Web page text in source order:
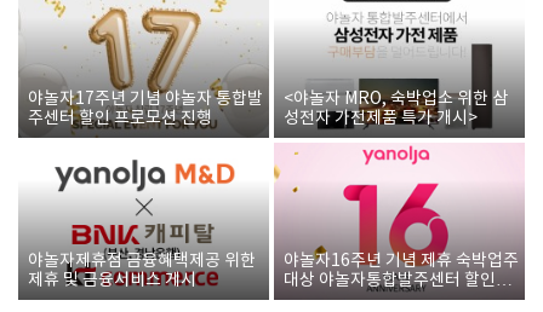
야놀자17주년 기념 야놀자 통합발
주센터 할인 프로모션 진행
<야놀자 MRO, 숙박업소 위한 삼
성전자 가전제품 특가 개시>
야놀자제휴점 금융혜택제공 위한
제휴 및 금융서비스 게시
야놀자16주년 기념 제휴 숙박업주
대상 야놀자통합발주센터 할인쿠
폰 증정